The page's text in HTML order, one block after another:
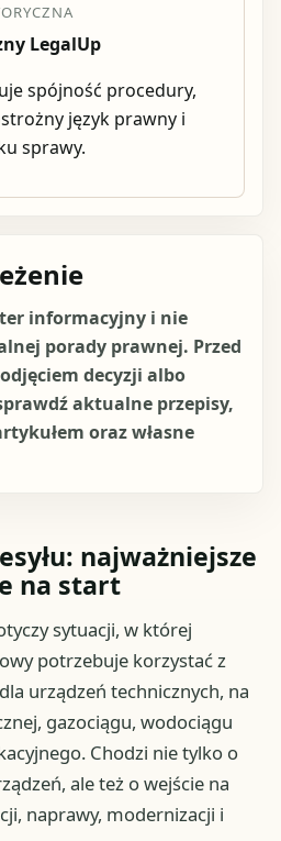
LegalUp
spójność procedury,
język prawny i
sprawy.
informacyjny i nie
porady prawnej. Przed
decyzji albo
aktualne przepisy,
oraz własne
najważniejsze
na start
sytuacji, w której
potrzebuje korzystać z
urządzeń technicznych, na
gazociągu, wodociągu
Chodzi nie tylko o
ale też o wejście na
naprawy, modernizacji i